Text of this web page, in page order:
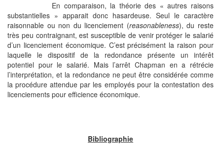
En comparaison, la théorie des « autres raisons
substantielles » apparait donc hasardeuse. Seul le caractère
raisonnable ou non du licenciement (reasonableness), du reste
très peu contraignant, est susceptible de venir protéger le salarié
d’un licenciement économique. C’est précisément la raison pour
laquelle le dispositif de la redondance présente un intérêt
potentiel pour le salarié. Mais l’arrêt Chapman en a rétrécie
l’interprétation, et la redondance ne peut être considérée comme
la procédure attendue par les employés pour la contestation des
licenciements pour efficience économique.
Bibliographie